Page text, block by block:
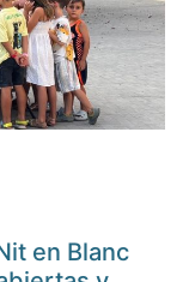
en Blanc